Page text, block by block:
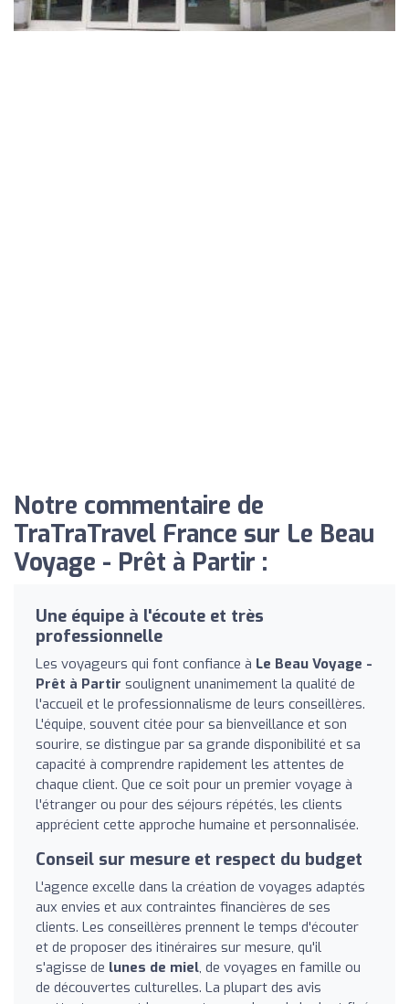
Notre commentaire de
TraTraTravel France sur Le Beau
Voyage - Prêt à Partir :
Une équipe à l'écoute et très
professionnelle
Les voyageurs qui font confiance à Le Beau Voyage -
Prêt à Partir soulignent unanimement la qualité de
l'accueil et le professionnalisme de leurs conseillères.
L'équipe, souvent citée pour sa bienveillance et son
sourire, se distingue par sa grande disponibilité et sa
capacité à comprendre rapidement les attentes de
chaque client. Que ce soit pour un premier voyage à
l'étranger ou pour des séjours répétés, les clients
apprécient cette approche humaine et personnalisée.
Conseil sur mesure et respect du budget
L'agence excelle dans la création de voyages adaptés
aux envies et aux contraintes financières de ses
clients. Les conseillères prennent le temps d'écouter
et de proposer des itinéraires sur mesure, qu'il
s'agisse de lunes de miel, de voyages en famille ou
de découvertes culturelles. La plupart des avis